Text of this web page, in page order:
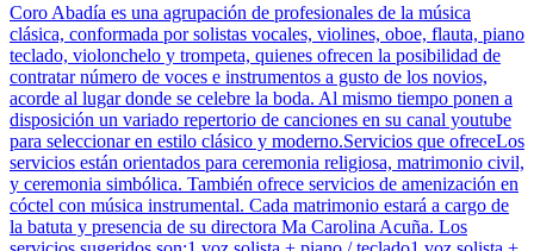
Coro Abadía es una agrupación de profesionales de la música
clásica, conformada por solistas vocales, violines, oboe, flauta, piano
teclado, violonchelo y trompeta, quienes ofrecen la posibilidad de
contratar número de voces e instrumentos a gusto de los novios,
acorde al lugar donde se celebre la boda. Al mismo tiempo ponen a
disposición un variado repertorio de canciones en su canal youtube
para seleccionar en estilo clásico y moderno.Servicios que ofreceLos
servicios están orientados para ceremonia religiosa, matrimonio civil,
y ceremonia simbólica. También ofrece servicios de amenización en
cóctel con música instrumental. Cada matrimonio estará a cargo de
la batuta y presencia de su directora Ma Carolina Acuña. Los